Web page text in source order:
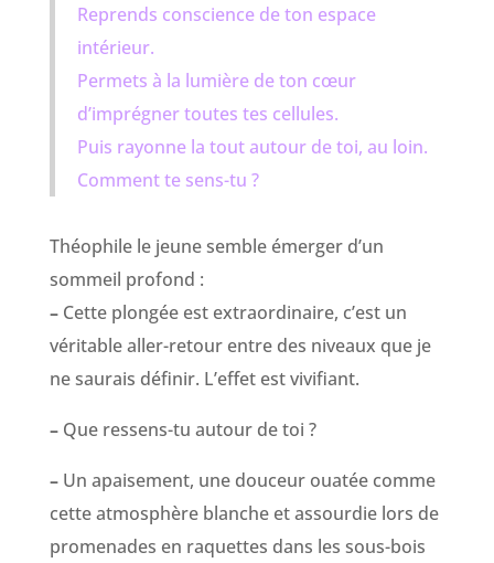
Reprends conscience de ton espace
intérieur.
Permets à la lumière de ton cœur
d’imprégner toutes tes cellules.
Puis rayonne la tout autour de toi, au loin.
Comment te sens-tu ?
Théophile le jeune semble émerger d’un
sommeil profond :
– Cette plongée est extraordinaire, c’est un
véritable aller-retour entre des niveaux que je
ne saurais définir. L’effet est vivifiant.
– Que ressens-tu autour de toi ?
– Un apaisement, une douceur ouatée comme
cette atmosphère blanche et assourdie lors de
promenades en raquettes dans les sous-bois